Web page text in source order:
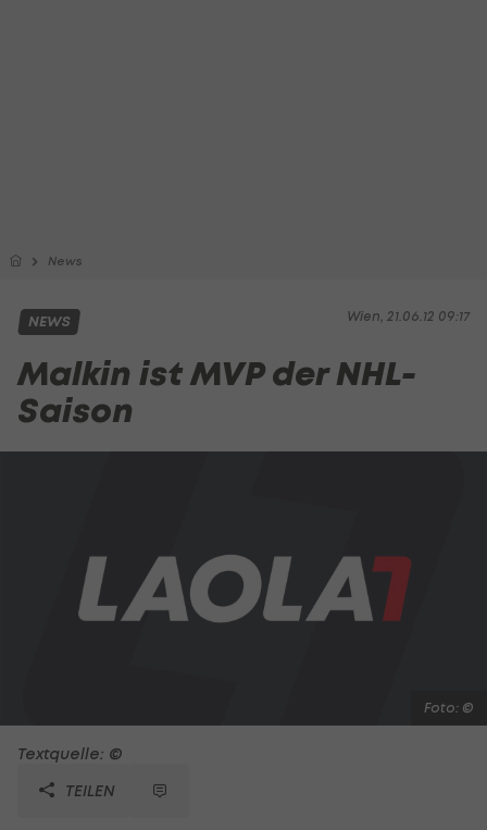
News
Wien, 21.06.12 09:17
NEWS
Malkin ist MVP der NHL-
Saison
Foto: ©
Textquelle: ©
TEILEN